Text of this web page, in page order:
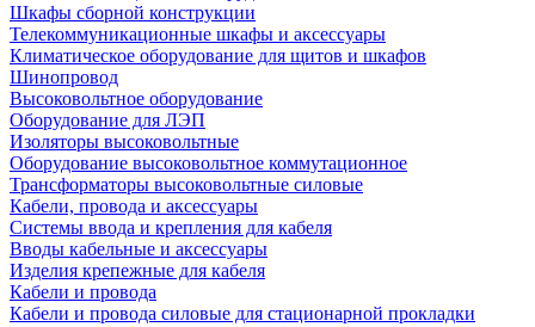
Шкафы сборной конструкции
Телекоммуникационные шкафы и аксессуары
Климатическое оборудование для щитов и шкафов
Шинопровод
Высоковольтное оборудование
Оборудование для ЛЭП
Изоляторы высоковольтные
Оборудование высоковольтное коммутационное
Трансформаторы высоковольтные силовые
Кабели, провода и аксессуары
Системы ввода и крепления для кабеля
Вводы кабельные и аксессуары
Изделия крепежные для кабеля
Кабели и провода
Кабели и провода силовые для стационарной прокладки